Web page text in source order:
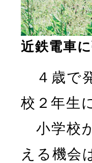
近鉄電車
４歳で
校２年生
小学校
える機会